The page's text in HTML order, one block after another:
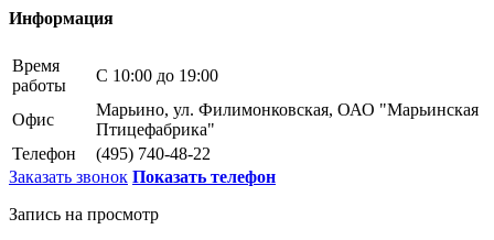
Информация
Время
работы
С 10:00 до 19:00
Офис
Марьино, ул. Филимонковская, ОАО "Марьинская
Птицефабрика"
Телефон
(495) 740-48-22
Заказать звонок Показать телефон
Запись на просмотр